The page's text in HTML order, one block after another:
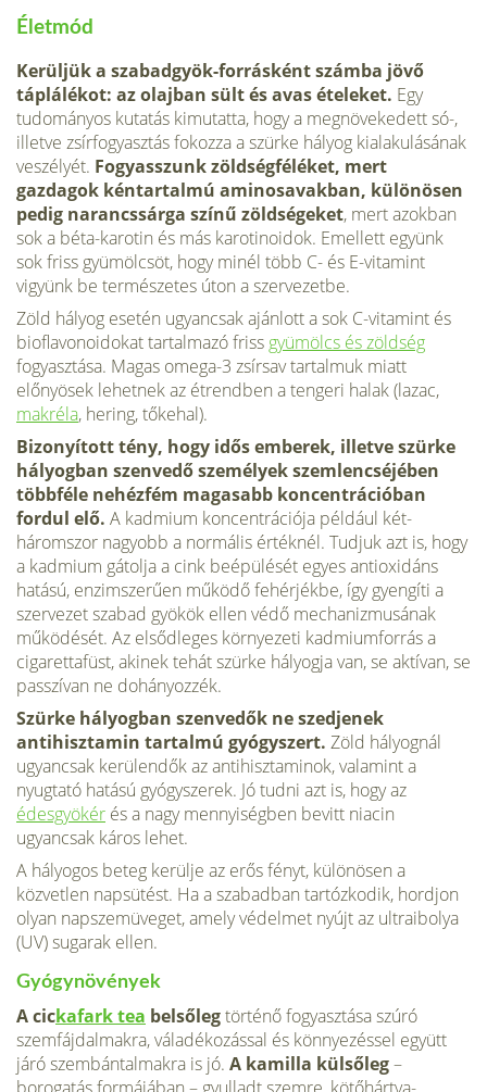
Életmód
Kerüljük a szabadgyök-forrásként számba jövő
táplálékot: az olajban sült és avas ételeket. Egy
tudományos kutatás kimutatta, hogy a megnövekedett só-,
illetve zsírfogyasztás fokozza a szürke hályog kialakulásának
veszélyét. Fogyasszunk zöldségféléket, mert
gazdagok kéntartalmú aminosavakban, különösen
pedig narancssárga színű zöldségeket, mert azokban
sok a béta-karotin és más karotinoidok. Emellett együnk
sok friss gyümölcsöt, hogy minél több C- és E-vitamint
vigyünk be természetes úton a szervezetbe.
Zöld hályog esetén ugyancsak ajánlott a sok C-vitamint és
bioflavonoidokat tartalmazó friss gyümölcs és zöldség
fogyasztása. Magas omega-3 zsírsav tartalmuk miatt
előnyösek lehetnek az étrendben a tengeri halak (lazac,
makréla, hering, tőkehal).
Bizonyított tény, hogy idős emberek, illetve szürke
hályogban szenvedő személyek szemlencséjében
többféle nehézfém magasabb koncentrációban
fordul elő. A kadmium koncentrációja például két-
háromszor nagyobb a normális értéknél. Tudjuk azt is, hogy
a kadmium gátolja a cink beépülését egyes antioxidáns
hatású, enzimszerűen működő fehérjékbe, így gyengíti a
szervezet szabad gyökök ellen védő mechanizmusának
működését. Az elsődleges környezeti kadmiumforrás a
cigarettafüst, akinek tehát szürke hályogja van, se aktívan, se
passzívan ne dohányozzék.
Szürke hályogban szenvedők ne szedjenek
antihisztamin tartalmú gyógyszert. Zöld hályognál
ugyancsak kerülendők az antihisztaminok, valamint a
nyugtató hatású gyógyszerek. Jó tudni azt is, hogy az
édesgyökér és a nagy mennyiségben bevitt niacin
ugyancsak káros lehet.
A hályogos beteg kerülje az erős fényt, különösen a
közvetlen napsütést. Ha a szabadban tartózkodik, hordjon
olyan napszemüveget, amely védelmet nyújt az ultraibolya
(UV) sugarak ellen.
Gyógynövények
A cickafark tea belsőlegtörténő fogyasztása szúró
szemfájdalmakra, váladékozással és könnyezéssel együtt
járó szembántalmakra is jó. A kamilla külsőleg–